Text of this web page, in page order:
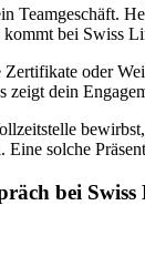
Teamgeschäft.
bei Swiss
Zertifikate oder
dein
solche
bei